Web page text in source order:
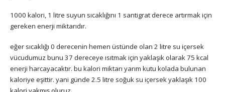
1000 kalori, 1 litre suyun sıcaklığını 1 santigrat derece artırmak için
gereken enerji miktarıdır.
eğer sıcaklığı 0 derecenin hemen üstünde olan 2 litre su içersek
vücudumuz bunu 37 dereceye ısıtmak için yaklaşık olarak 75 kcal
enerji harcayacaktır. bu kalori miktarı yarım kutu kolada bulunan
kaloriye eşittir. yani günde 2.5 litre soğuk su içersek yaklaşık 100